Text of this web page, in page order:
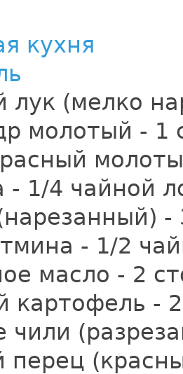
кухня
лук (мелко
молотый - 1
- 1/4 чайной
-
- 1/2
масло - 2
картофель -
чили
перец